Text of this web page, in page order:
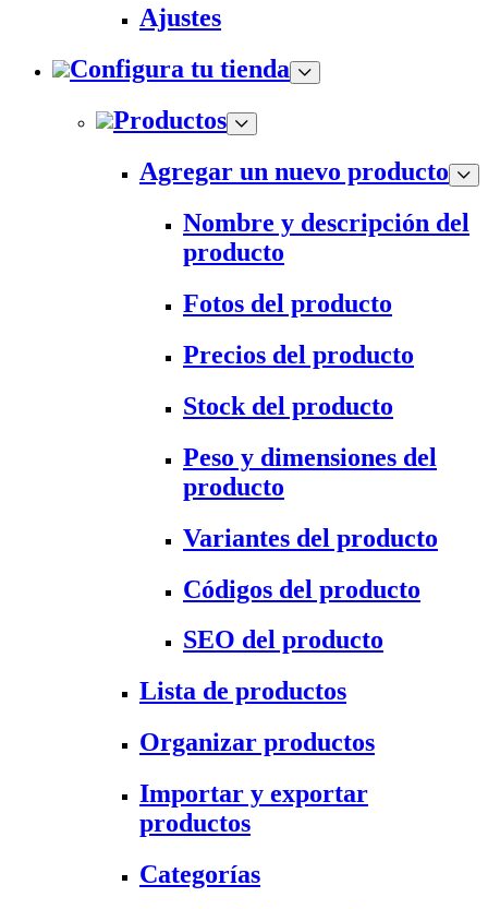
Ajustes
Configura tu tienda
Productos
Agregar un nuevo producto
Nombre y descripción del
producto
Fotos del producto
Precios del producto
Stock del producto
Peso y dimensiones del
producto
Variantes del producto
Códigos del producto
SEO del producto
Lista de productos
Organizar productos
Importar y exportar
productos
Categorías